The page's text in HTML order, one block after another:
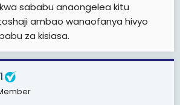
sababu anaongelea kitu
ambao wanaofanya hivyo
za kisiasa.